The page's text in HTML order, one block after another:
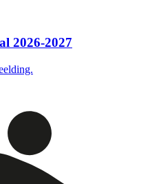
2026-2027